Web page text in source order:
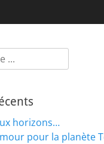
:
horizons…
pour la planète